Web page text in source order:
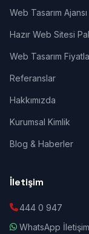
Web Tasarım Ajansı
Hazır Web Sitesi
Web Tasarım
Referanslar
Hakkımızda
Kurumsal Kimlik
Blog & Haberler
İletişim
444 0 947
WhatsApp İletişim